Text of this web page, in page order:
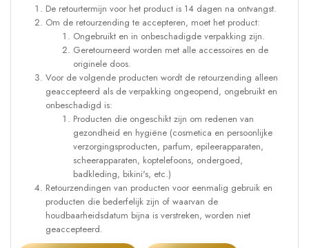
De retourtermijn voor het product is 14 dagen na ontvangst.
Om de retourzending te accepteren, moet het product:
Ongebruikt en in onbeschadigde verpakking zijn.
Geretourneerd worden met alle accessoires en de
originele doos.
Voor de volgende producten wordt de retourzending alleen
geaccepteerd als de verpakking ongeopend, ongebruikt en
onbeschadigd is:
Producten die ongeschikt zijn om redenen van
gezondheid en hygiëne (cosmetica en persoonlijke
verzorgingsproducten, parfum, epileerapparaten,
scheerapparaten, koptelefoons, ondergoed,
badkleding, bikini's, etc.)
Retourzendingen van producten voor eenmalig gebruik en
producten die bederfelijk zijn of waarvan de
houdbaarheidsdatum bijna is verstreken, worden niet
geaccepteerd.